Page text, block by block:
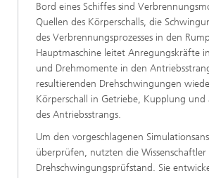
Bord eines Schiffes sind
Quellen des Körperschalls, die
des Verbrennungsprozesses in den
Hauptmaschine leitet Anregungskräfte
und Drehmomente in den
resultierenden Drehschwingungen
Körperschall in Getriebe, Kupplung und
des Antriebsstrangs.
Um den vorgeschlagenen
überprüfen, nutzten die Wissenschaftler
Drehschwingungsprüfstand. Sie